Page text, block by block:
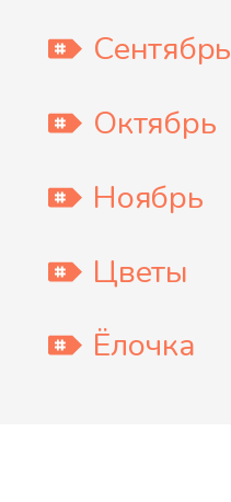
Сентябрь
Октябрь
Ноябрь
Цветы
Ёлочка